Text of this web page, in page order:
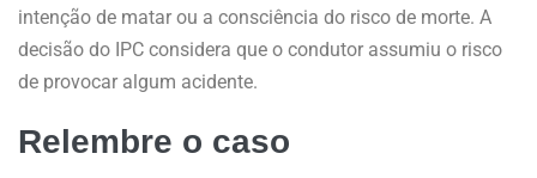
intenção de matar ou a consciência do risco de morte. A
decisão do IPC considera que o condutor assumiu o risco
de provocar algum acidente.
Relembre o caso